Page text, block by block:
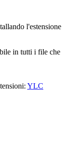
l'estensione
in tutti i file che
YLC